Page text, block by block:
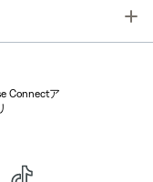
Connectア